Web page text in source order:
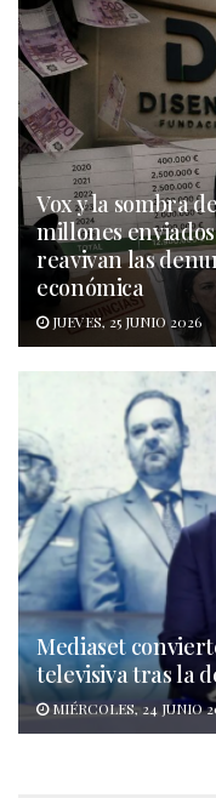
Vox y la sombra
millones
reavivan las
económica
JUEVES, 25 JUNIO 2026
Mediaset
televisiva tras la
MIÉRCOLES, 24 JUNIO